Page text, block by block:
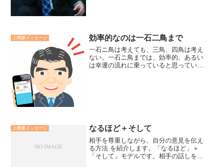
上機嫌メッセージ 効率的なのは一石二鳥まで
一石ニ鳥は考えても、三鳥、四鳥は考え
ない。一石ニ鳥までは、効率的、あるい
は幸運の流れに乗っていると思っていま
上機嫌メッセージ なるほど＋そして
相手を尊重しながら、自分の意見を伝え
る方法 を紹介します。「なるほど」＋
「そして」モデルです。相手の話しをま